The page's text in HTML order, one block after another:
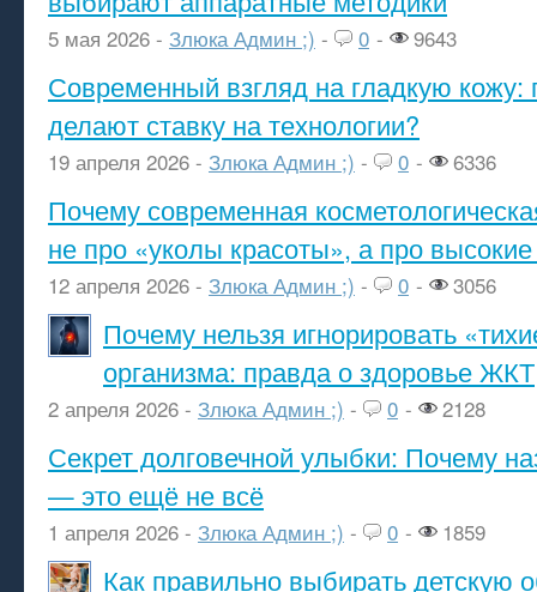
5 мая 2026 - Злюка Админ ;) - 0 - 9643
Современный взгляд на гладкую кожу:
делают ставку на технологии?
19 апреля 2026 - Злюка Админ ;) - 0 - 6336
Почему современная
не про «уколы красоты», а про высокие
12 апреля 2026 - Злюка Админ ;) - 0 - 3056
Почему нельзя игнорировать
организма: правда о здоровье ЖКТ
2 апреля 2026 - Злюка Админ ;) - 0 - 2128
Секрет долговечной улыбки: Почему
— это ещё не всё
1 апреля 2026 - Злюка Админ ;) - 0 - 1859
Как правильно выбирать детскую